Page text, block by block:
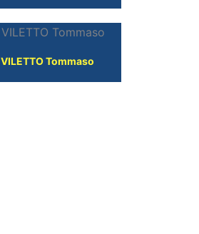
VILETTO Tommaso